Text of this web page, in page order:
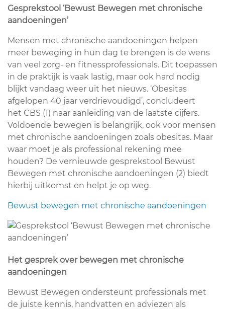
Gesprekstool ‘Bewust Bewegen met chronische
aandoeningen’
Mensen met chronische aandoeningen helpen
meer beweging in hun dag te brengen is de wens
van veel zorg- en fitnessprofessionals. Dit toepassen
in de praktijk is vaak lastig, maar ook hard nodig
blijkt vandaag weer uit het nieuws. ‘Obesitas
afgelopen 40 jaar verdrievoudigd’, concludeert
het CBS (1) naar aanleiding van de laatste cijfers.
Voldoende bewegen is belangrijk, ook voor mensen
met chronische aandoeningen zoals obesitas. Maar
waar moet je als professional rekening mee
houden? De vernieuwde gesprekstool Bewust
Bewegen met chronische aandoeningen (2) biedt
hierbij uitkomst en helpt je op weg.
Bewust bewegen met chronische aandoeningen
Het gesprek over bewegen met chronische
aandoeningen
Bewust Bewegen ondersteunt professionals met
de juiste kennis, handvatten en adviezen als